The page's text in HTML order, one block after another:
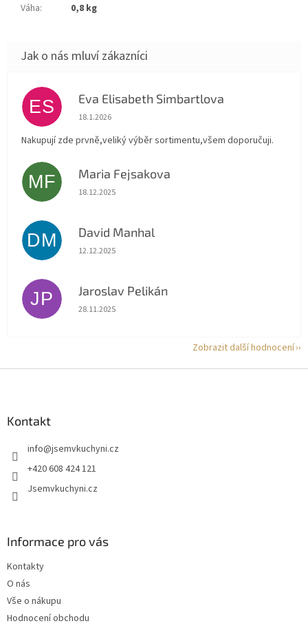
Váha: 0,8 kg
ES Eva Elisabeth Simbartlova
Hodnocení obchodu je 5 z 5 hvězdiček.
18.1.2026
Nakupují zde prvně,veliký výběr sortimentu,všem doporučuji.
MF Maria Fejsakova
Hodnocení obchodu je 5 z 5 hvězdiček.
18.12.2025
DM David Manhal
Hodnocení obchodu je 5 z 5 hvězdiček.
12.12.2025
JP Jaroslav Pelikán
Hodnocení obchodu je 5 z 5 hvězdiček.
28.11.2025
Zobrazit další hodnocení
Kontakt
info@jsemvkuchyni.cz
+420 608 424 121
Jsemvkuchyni.cz
Informace pro vás
Kontakty
O nás
Vše o nákupu
Hodnocení obchodu